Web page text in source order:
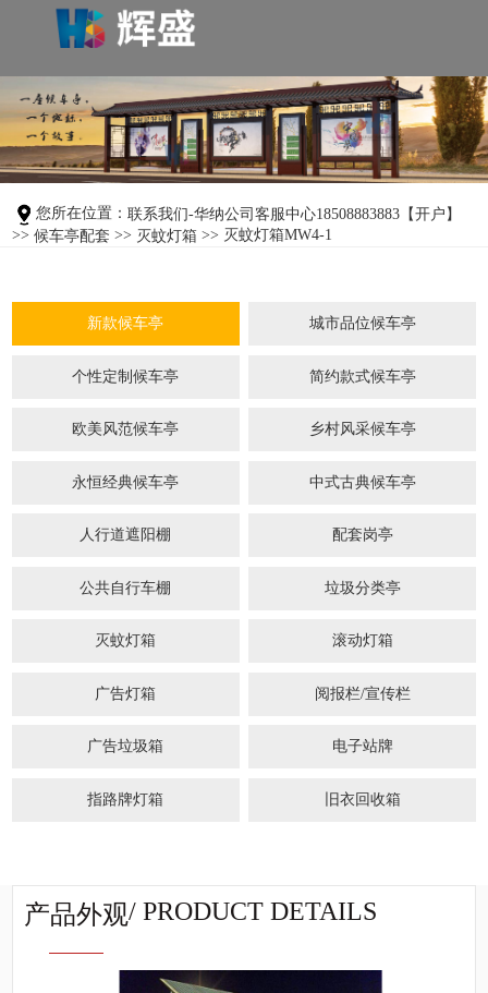
您所在位置：联系我们-华纳公司客服中心18508883883【开户】
>>候车亭配套 >> 灭蚊灯箱 >> 灭蚊灯箱MW4-1
新款候车亭 城市品位候车亭
个性定制候车亭 简约款式候车亭
欧美风范候车亭 乡村风采候车亭
永恒经典候车亭 中式古典候车亭
人行道遮阳棚 配套岗亭
公共自行车棚 垃圾分类亭
灭蚊灯箱 滚动灯箱
广告灯箱 阅报栏/宣传栏
广告垃圾箱 电子站牌
指路牌灯箱 旧衣回收箱
产品外观/ PRODUCT DETAILS